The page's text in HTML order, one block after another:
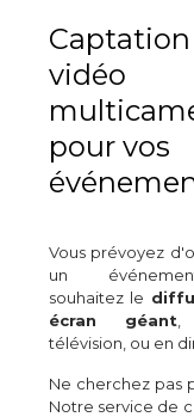
Captation
vidéo
pour vos
Vous prévoyez
un
souhaitez le
écran géant
télévision, ou en
Ne cherchez pas
Notre service de